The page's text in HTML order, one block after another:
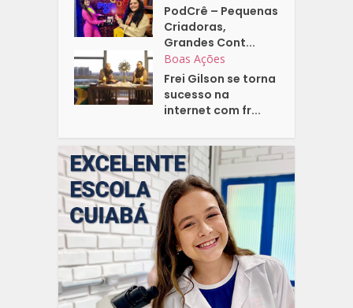
PodCrê – Pequenas
Criadoras,
Grandes Cont...
Boas Ações
Frei Gilson se torna
sucesso na
internet com fr...